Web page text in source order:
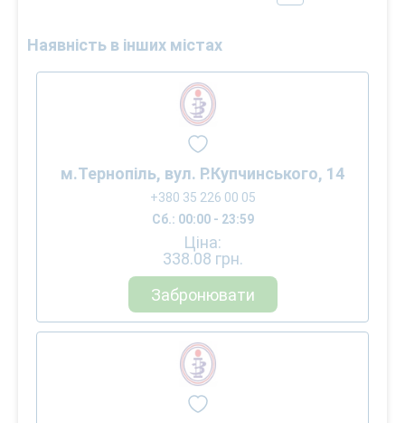
Наявність в інших містах
м.Тернопіль, вул. Р.Купчинського, 14
+380 35 226 00 05
Сб.: 00:00 - 23:59
Ціна:
338.08 грн.
Забронювати